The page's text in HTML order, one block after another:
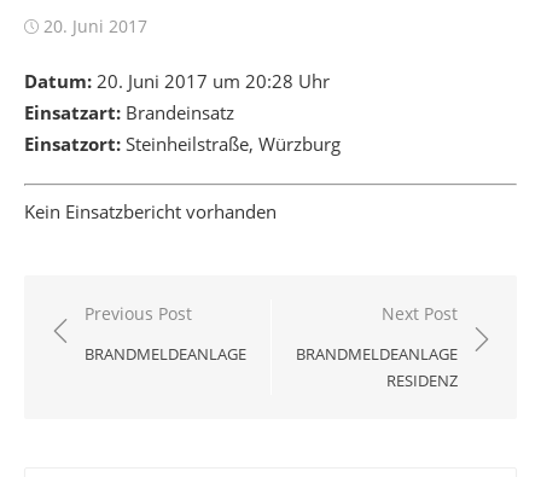
Posted
20. Juni 2017
Datum: 20. Juni 2017 um 20:28 Uhr
Einsatzart: Brandeinsatz
Einsatzort: Steinheilstraße, Würzburg
Kein Einsatzbericht vorhanden
Beitragsnavigation
Previous Post
BRANDMELDEANLAGE
Next Post
BRANDMELDEANLAGE
RESIDENZ